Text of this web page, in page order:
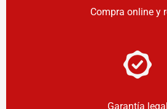
Compra online y
Garantía legal